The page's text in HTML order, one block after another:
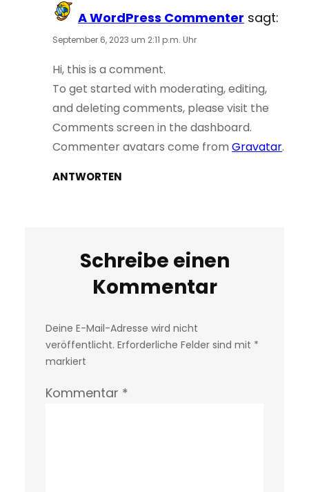
A WordPress Commenter sagt:
September 6, 2023 um 2:11 p.m. Uhr
Hi, this is a comment.
To get started with moderating, editing,
and deleting comments, please visit the
Comments screen in the dashboard.
Commenter avatars come from Gravatar.
ANTWORTEN
Schreibe einen
Kommentar
Deine E-Mail-Adresse wird nicht
veröffentlicht. Erforderliche Felder sind mit *
markiert
Kommentar *